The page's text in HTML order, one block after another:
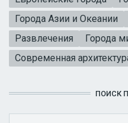
Города Азии и Океании
Развлечения
Города
Современная
ПОИСК